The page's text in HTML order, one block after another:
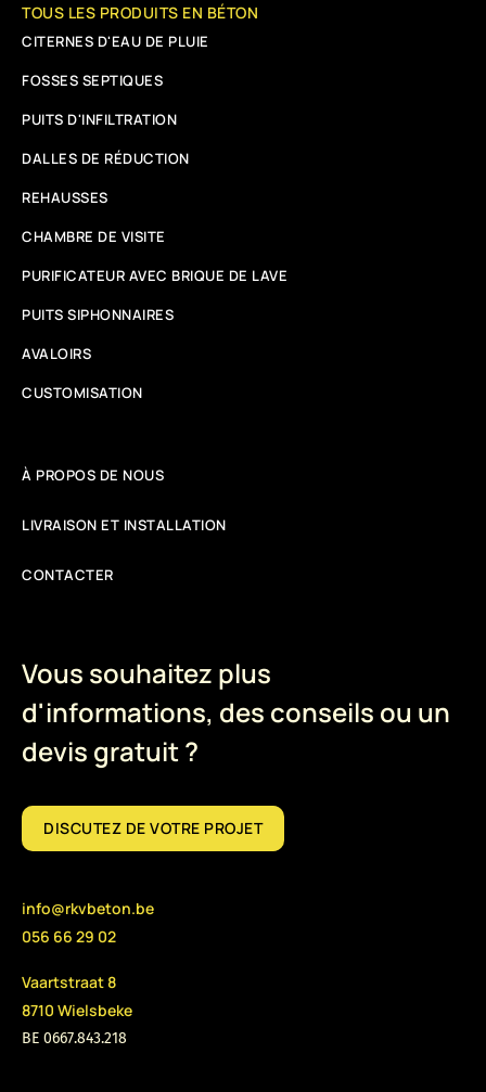
TOUS LES PRODUITS EN BÉTON
CITERNES D'EAU DE PLUIE
FOSSES SEPTIQUES
PUITS D'INFILTRATION
DALLES DE RÉDUCTION
REHAUSSES
CHAMBRE DE VISITE
PURIFICATEUR AVEC BRIQUE DE LAVE
PUITS SIPHONNAIRES
AVALOIRS
CUSTOMISATION
À PROPOS DE NOUS
LIVRAISON ET INSTALLATION
CONTACTER
Vous souhaitez plus
d'informations, des conseils ou un
devis gratuit ?
DISCUTEZ DE VOTRE PROJET
info@rkvbeton.be
056 66 29 02
Vaartstraat 8
8710 Wielsbeke
BE 0667.843.218